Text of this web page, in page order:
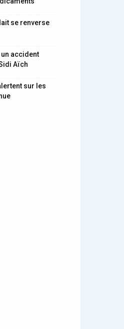
se renverse
accident
Aïch
sur les